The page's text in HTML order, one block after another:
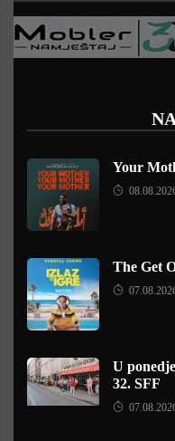
Your
The Get
U
32. SFF